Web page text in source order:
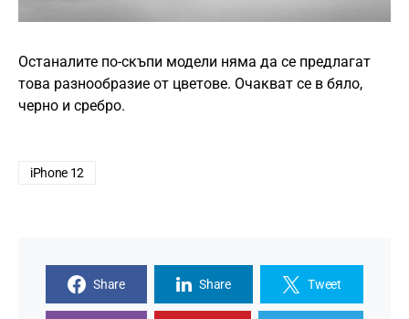
Останалите по-скъпи модели няма да се предлагат
това разнообразие от цветове. Очакват се в бяло,
черно и сребро.
iPhone 12
Share Share Tweet